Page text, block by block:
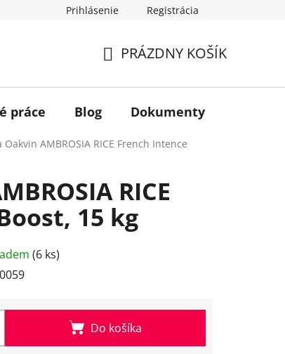
Prihlásenie Registrácia
KOŠÍK
PRÁZDNY KOŠÍK
práce Blog Dokumenty
Oakvin AMBROSIA RICE French Intence
RICE
15 kg
(6 ks)
Do košíka